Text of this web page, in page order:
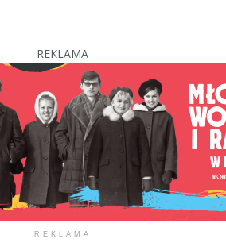
REKLAMA
REKLAMA